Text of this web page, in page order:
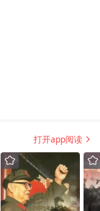
打开app阅读